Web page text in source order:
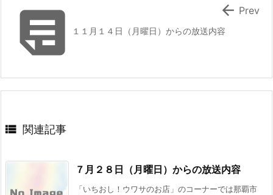
 １１月１４日（月曜日）からの放送内容
 Prev
 関連記事
７月２８日（月曜日）からの放送内容
「いちおし！ウワサのお店」のコーナーでは那覇市